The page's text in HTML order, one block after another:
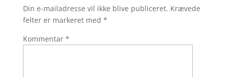
Din e-mailadresse vil ikke blive publiceret. Krævede
felter er markeret med *
Kommentar *